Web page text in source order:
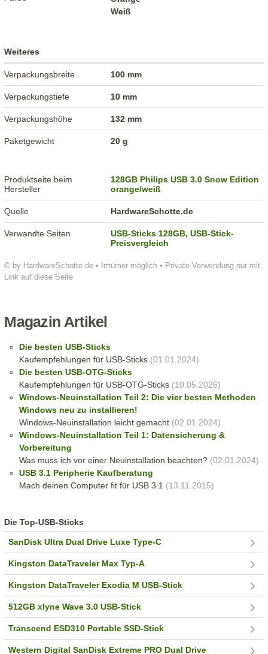
© by HardwareSchotte.de • Irrtümer möglich • Private Verwendung nur mit
Link auf diese Seite
Weiß
Weiteres
Verpackungsbreite 100 mm
Verpackungstiefe 10 mm
Verpackungshöhe 132 mm
Paketgewicht 20 g
Produktseite beim
Hersteller
128GB Philips USB 3.0 Snow Edition
orange/weiß
Quelle HardwareSchotte.de
Verwandte Seiten USB-Sticks 128GB,USB-Stick-
Preisvergleich
Magazin Artikel
Die besten USB-Sticks
Kaufempfehlungen für USB-Sticks(01.01.2024)
Die besten USB-OTG-Sticks
Kaufempfehlungen für USB-OTG-Sticks(10.05.2026)
Windows-Neuinstallation Teil 2: Die vier besten Methoden
Windows neu zu installieren!
Windows-Neuinstallation leicht gemacht(02.01.2024)
Windows-Neuinstallation Teil 1: Datensicherung &
Vorbereitung
Was muss ich vor einer Neuinstallation beachten?(02.01.2024)
USB 3.1 Peripherie Kaufberatung
Mach deinen Computer fit für USB 3.1 (13.11.2015)
Die Top-USB-Sticks
SanDisk Ultra Dual Drive Luxe Type-C
Kingston DataTraveler Max Typ-A
Kingston DataTraveler Exodia M USB-Stick
512GB xlyne Wave 3.0 USB-Stick
Transcend ESD310 Portable SSD-Stick
Western Digital SanDisk Extreme PRO Dual Drive